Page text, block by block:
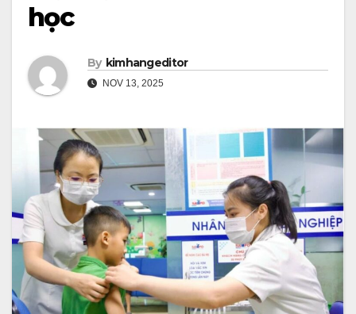
học
By kimhangeditor
NOV 13, 2025